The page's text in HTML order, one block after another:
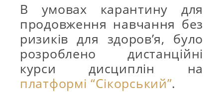
В умовах карантину для
продовження навчання без
ризиків для здоров’я, було
розроблено дистанційні
курси дисциплін на
платформі “Сікорський”.